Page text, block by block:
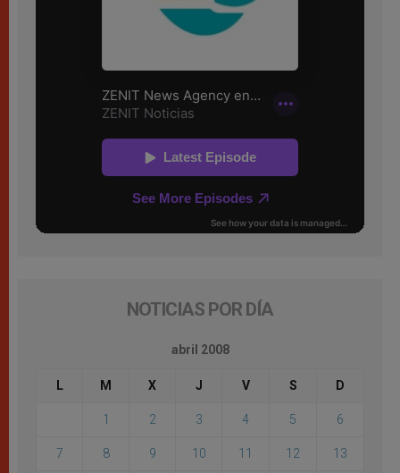
NOTICIAS POR DÍA
abril 2008
L M X J V S D
1 2 3 4 5 6
7 8 9 10 11 12 13